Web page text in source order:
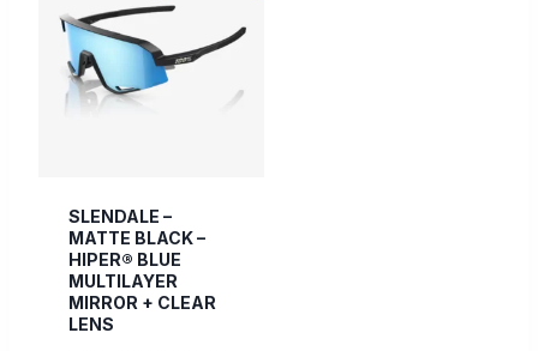
S/999.00.
SLENDALE –
MATTE BLACK –
HIPER® BLUE
MULTILAYER
MIRROR + CLEAR
LENS